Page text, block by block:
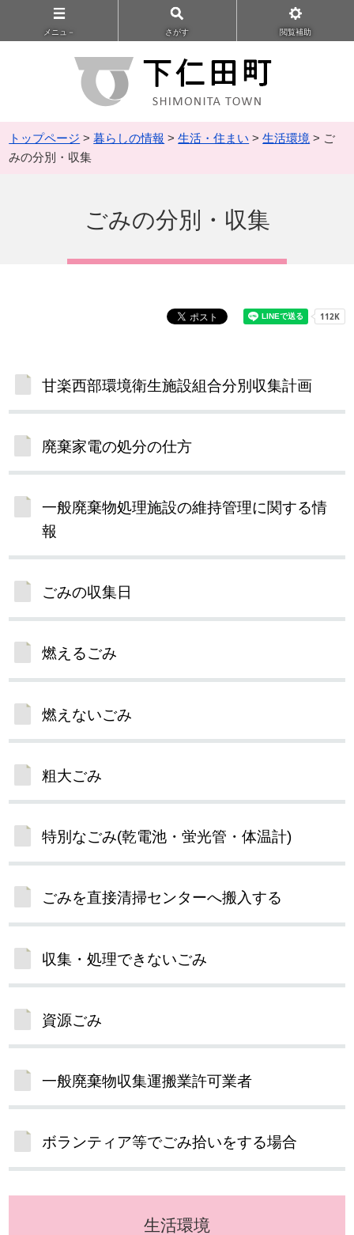
メニュ－ さがす 閲覧補助
トップページ >暮らしの情報 >生活・住まい >生活環境 > ご
みの分別・収集
ごみの分別・収集
甘楽西部環境衛生施設組合分別収集計画
廃棄家電の処分の仕方
一般廃棄物処理施設の維持管理に関する情
報
ごみの収集日
燃えるごみ
燃えないごみ
粗大ごみ
特別なごみ(乾電池・蛍光管・体温計)
ごみを直接清掃センターへ搬入する
収集・処理できないごみ
資源ごみ
一般廃棄物収集運搬業許可業者
ボランティア等でごみ拾いをする場合
生活環境